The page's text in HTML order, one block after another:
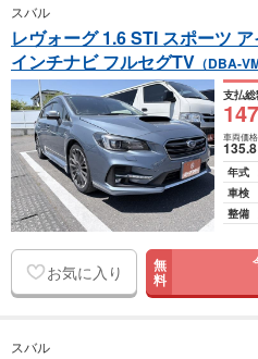
スバル
レヴォーグ 1.6 STI スポーツ
インチナビ フルセグTV （DBA-
支払
147
車両価格
135.8
年式
車検
整備
お気に入り 無
料
スバル